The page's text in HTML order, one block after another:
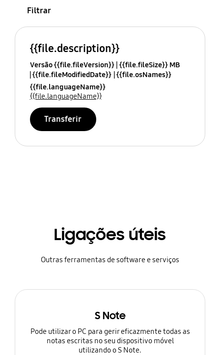
Filtrar
{{file.description}}
Versão {{file.fileVersion}} {{file.fileSize}} MB
{{file.fileModifiedDate}} {{file.osNames}}
{{file.languageName}}
{{file.languageName}}
Transferir
Ligações úteis
Outras ferramentas de software e serviços
S Note
Pode utilizar o PC para gerir eficazmente todas as
notas escritas no seu dispositivo móvel
utilizando o S Note.